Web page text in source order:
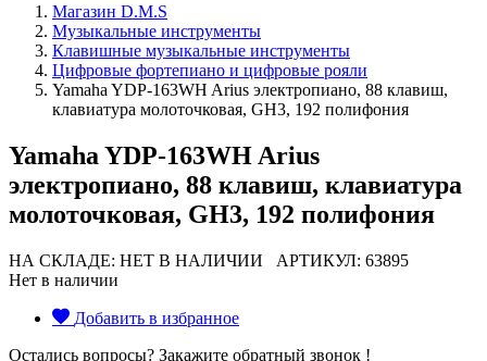
Магазин D.M.S
Музыкальные инструменты
Клавишные музыкальные инструменты
Цифровые фортепиано и цифровые рояли
Yamaha YDP-163WH Arius электропиано, 88 клавиш,
клавиатура молоточковая, GH3, 192 полифония
Yamaha YDP-163WH Arius
электропиано, 88 клавиш, клавиатура
молоточковая, GH3, 192 полифония
НА СКЛАДЕ: НЕТ В НАЛИЧИИ АРТИКУЛ: 63895
Нет в наличии
Добавить в избранное
Остались вопросы? Закажите обратный звонок !